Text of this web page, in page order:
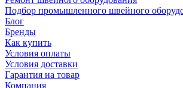
Подбор промышленного швейного
Блог
Бренды
Как купить
Условия оплаты
Условия доставки
Гарантия на товар
Компания